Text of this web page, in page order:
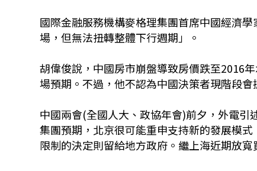
國際金融服務機構麥格理集團首席中國經濟
場，但無法扭轉整體下行週期」。
胡偉俊說，中國房市崩盤導致房價跌至2016
場預期。不過，他不認為中國決策者現階段會
中國兩會(全國人大、政協年會)前夕，外電
集團預期，北京很可能重申支持新的發展模
限制的決定則留給地方政府。繼上海近期放